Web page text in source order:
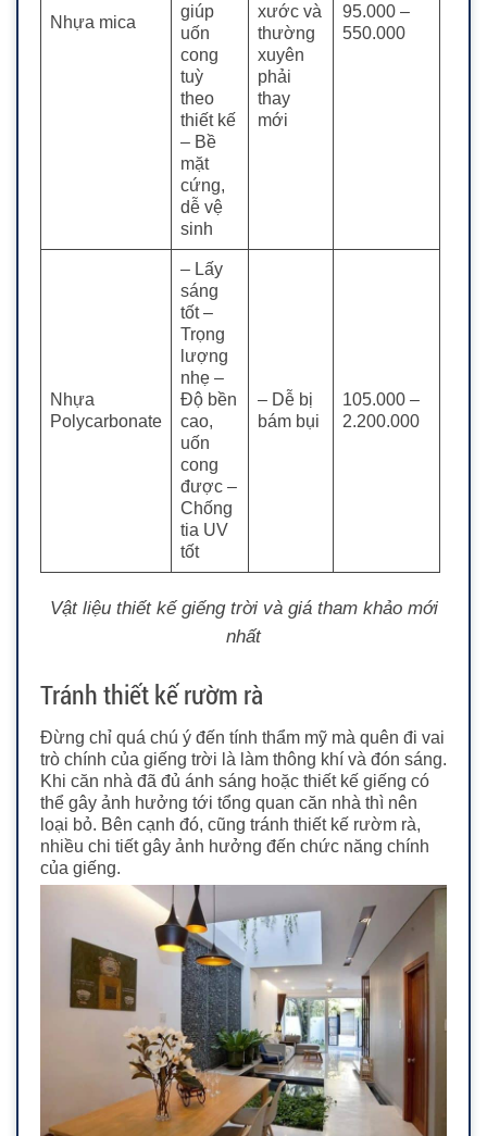
Nhựa mica
giúp
uốn
cong
tuỳ
theo
thiết kế
– Bề
mặt
cứng,
dễ vệ
sinh
xước và
thường
xuyên
phải
thay
mới
95.000 –
550.000
Nhựa
Polycarbonate
– Lấy
sáng
tốt –
Trọng
lượng
nhẹ –
Độ bền
cao,
uốn
cong
được –
Chống
tia UV
tốt
– Dễ bị
bám bụi
105.000 –
2.200.000
Vật liệu thiết kế giếng trời và giá tham khảo mới
nhất
Tránh thiết kế rườm rà
Đừng chỉ quá chú ý đến tính thẩm mỹ mà quên đi vai
trò chính của giếng trời là làm thông khí và đón sáng.
Khi căn nhà đã đủ ánh sáng hoặc thiết kế giếng có
thể gây ảnh hưởng tới tổng quan căn nhà thì nên
loại bỏ. Bên cạnh đó, cũng tránh thiết kế rườm rà,
nhiều chi tiết gây ảnh hưởng đến chức năng chính
của giếng.